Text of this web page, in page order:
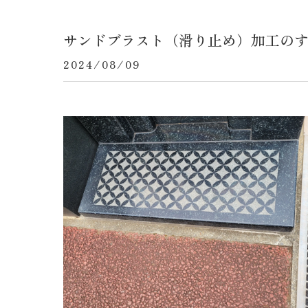
サンドブラスト（滑り止め）加工の
2024/08/09